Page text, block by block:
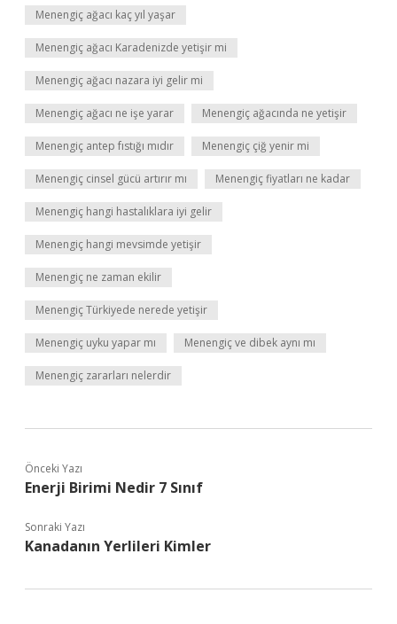
Menengiç ağacı kaç yıl yaşar
Menengiç ağacı Karadenizde yetişir mi
Menengiç ağacı nazara iyi gelir mi
Menengiç ağacı ne işe yarar Menengiç ağacında ne yetişir
Menengiç antep fıstığı mıdır Menengiç çiğ yenir mi
Menengiç cinsel gücü artırır mı Menengiç fiyatları ne kadar
Menengiç hangi hastalıklara iyi gelir
Menengiç hangi mevsimde yetişir
Menengiç ne zaman ekilir
Menengiç Türkiyede nerede yetişir
Menengiç uyku yapar mı Menengiç ve dibek aynı mı
Menengiç zararları nelerdir
Önceki Yazı
Enerji Birimi Nedir 7 Sınıf
Sonraki Yazı
Kanadanın Yerlileri Kimler